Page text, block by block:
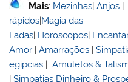
Mais: Mezinhas|Anjos
rápidos|Magia das
Fadas| Horoscopos|
Amor |Amarrações |
egípcias |Amuletos &
|Simpatias Dinheiro &